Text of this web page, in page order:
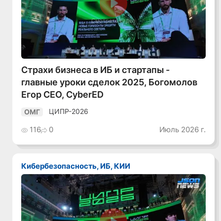
Смотреть видео
Страхи бизнеса в ИБ и стартапы -
главные уроки сделок 2025, Богомолов
Егор CEO, CyberED
ОМГ ЦИПР-2026
116 0 Июль 2026 г.
Кибербезопасность, ИБ, КИИ